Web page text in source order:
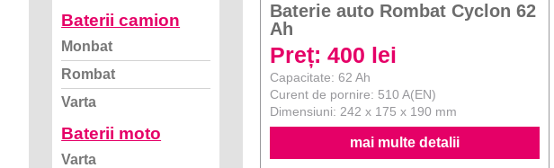
Baterie auto Rombat Cyclon 62
Ah
Preț: 400 lei
Capacitate: 62 Ah
Curent de pornire: 510 A(EN)
Dimensiuni: 242 x 175 x 190 mm
mai multe detalii
Baterii camion
Monbat
Rombat
Varta
Baterii moto
Varta